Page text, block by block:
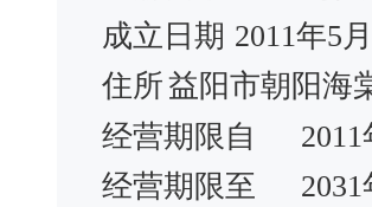
成立日期 2011年5
住所益阳市朝阳海
经营期限自
2011
经营期限至
2031